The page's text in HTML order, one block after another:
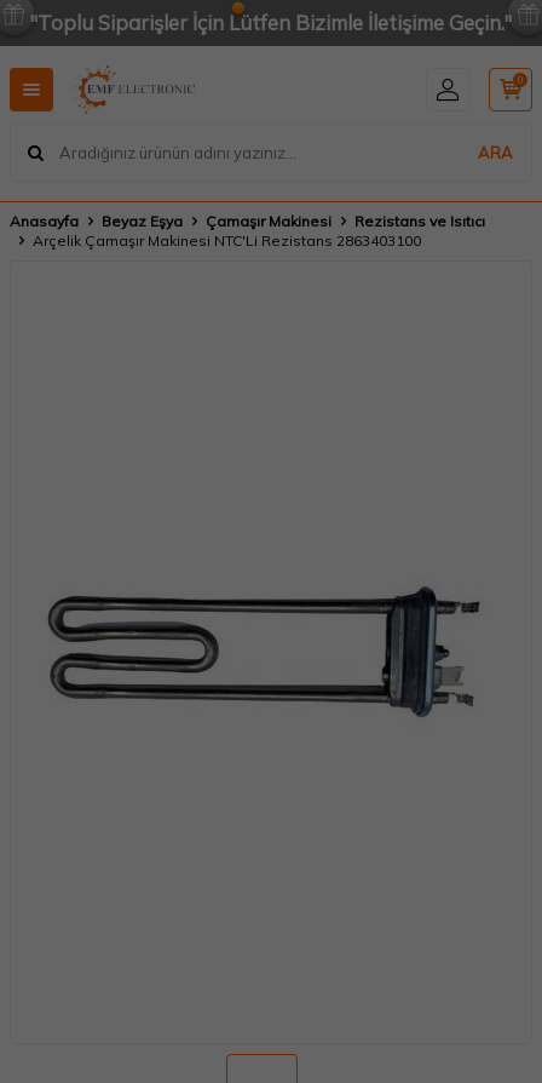
"Toplu Siparişler İçin Lütfen Bizimle İletişime Geçin."
ARA
0
Anasayfa Beyaz Eşya Çamaşır Makinesi
Rezistans ve Isıtıcı
Arçelik Çamaşır Makinesi NTC'Li Rezistans 2863403100